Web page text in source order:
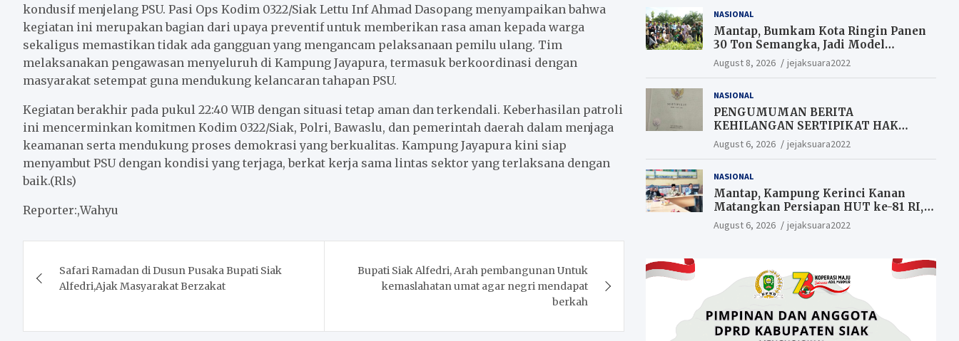
kondusif menjelang PSU. Pasi Ops Kodim 0322/Siak Lettu Inf Ahmad Dasopang menyampaikan bahwa
kegiatan ini merupakan bagian dari upaya preventif untuk memberikan rasa aman kepada warga
sekaligus memastikan tidak ada gangguan yang mengancam pelaksanaan pemilu ulang. Tim
melaksanakan pengawasan menyeluruh di Kampung Jayapura, termasuk berkoordinasi dengan
masyarakat setempat guna mendukung kelancaran tahapan PSU.
Kegiatan berakhir pada pukul 22:40 WIB dengan situasi tetap aman dan terkendali. Keberhasilan patroli
ini mencerminkan komitmen Kodim 0322/Siak, Polri, Bawaslu, dan pemerintah daerah dalam menjaga
keamanan serta mendukung proses demokrasi yang berkualitas. Kampung Jayapura kini siap
menyambut PSU dengan kondisi yang terjaga, berkat kerja sama lintas sektor yang terlaksana dengan
baik.(Rls)
Reporter:,Wahyu
navigation
Safari Ramadan di Dusun Pusaka Bupati Siak
Alfedri,Ajak Masyarakat Berzakat
Bupati Siak Alfedri, Arah pembangunan Untuk
kemaslahatan umat agar negri mendapat
berkah
NASIONAL
Mantap, Bumkam Kota Ringin Panen
30 Ton Semangka, Jadi Model
Ketahanan Pangan Siak.
August 8, 2026 jejaksuara2022
NASIONAL
PENGUMUMAN BERITA
KEHILANGAN SERTIPIKAT HAK
MILIK (SHM).
August 6, 2026 jejaksuara2022
NASIONAL
Mantap, Kampung Kerinci Kanan
Matangkan Persiapan HUT ke-81 RI,
Warga yang ikut Upacara
Berkesempatan Raih Hadiah
August 6, 2026 jejaksuara2022